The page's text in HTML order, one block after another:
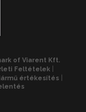
of Viarent Kft.
Feltételek
értékesítés